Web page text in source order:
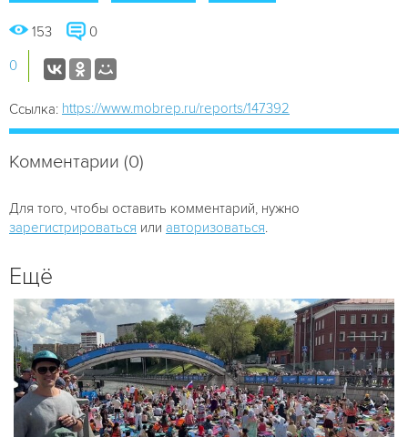
153 0
0
Ссылка: https://www.mobrep.ru/reports/147392
Комментарии (0)
Для того, чтобы оставить комментарий, нужно
зарегистрироваться или авторизоваться
Ещё